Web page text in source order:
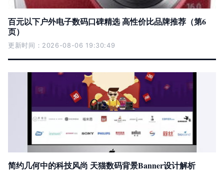
百元以下户外电子数码口碑精选 高性价比品牌推荐（第6
页）
更新时间：2026-08-06 19:30:49
简约几何中的科技风尚 天猫数码背景Banner设计解析